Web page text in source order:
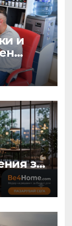
и
за